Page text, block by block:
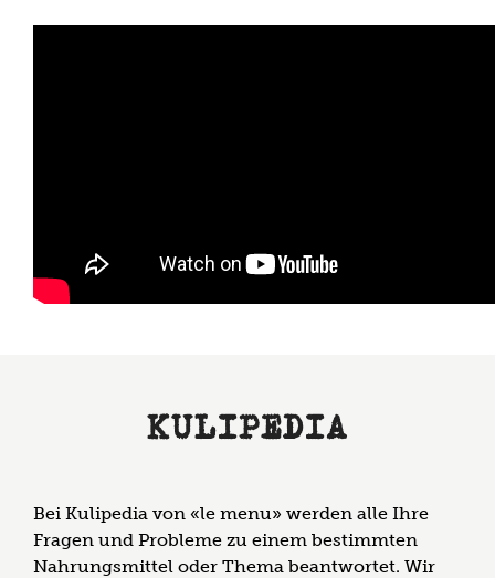
KULIPEDIA
Bei Kulipedia von «le menu» werden alle Ihre
Fragen und Probleme zu einem bestimmten
Nahrungsmittel oder Thema beantwortet. Wir